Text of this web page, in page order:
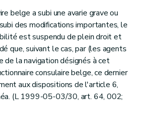
belge a subi une avarie grave ou
des modifications importantes, le
est suspendu de plein droit et
que, suivant le cas, par (les agents
de la navigation désignés à cet
consulaire belge, ce dernier
aux dispositions de l'article 6,
(L 1999-05-03/30, art. 64, 002;